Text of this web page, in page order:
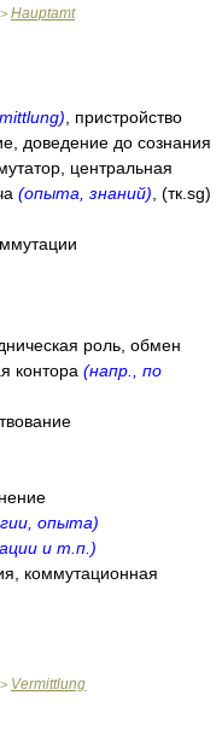
> Hauptamt
, пристройство
доведение до сознания
центральная
(опыта, знаний) , (тк.sg)
роль, обмен
контора (напр., по
опыта)
и т.п.)
коммутационная
> Vermittlung